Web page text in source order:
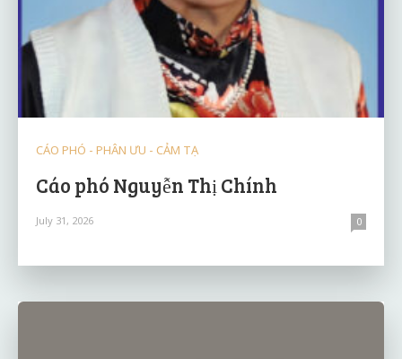
CÁO PHÓ - PHÂN ƯU - CẢM TẠ
Cáo phó Nguyễn Thị Chính
July 31, 2026 0